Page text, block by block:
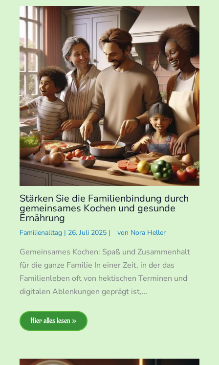
Stärken Sie die Familienbindung durch
gemeinsames Kochen und gesunde
Ernährung
Familienalltag | 26. Juli 2025 | von Nora Heller
Gemeinsames Kochen: Spaß und Zusammenhalt
für die ganze Familie In einer Zeit, in der das
Familienleben oft von hektischen Terminen und
digitalen Ablenkungen geprägt ist,…
Hier alles lesen »